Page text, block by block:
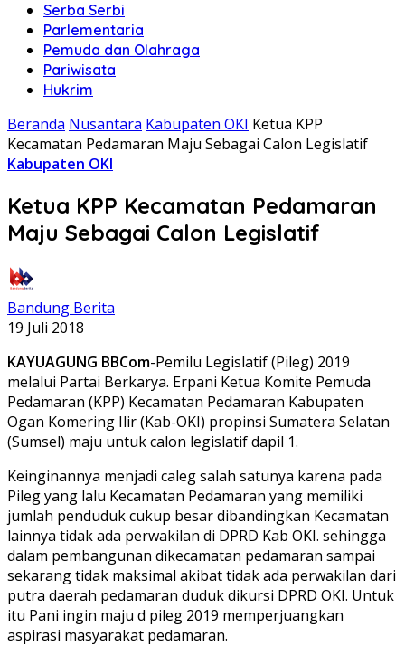
Serba Serbi
Parlementaria
Pemuda dan Olahraga
Pariwisata
Hukrim
Beranda Nusantara Kabupaten OKI Ketua KPP
Kecamatan Pedamaran Maju Sebagai Calon Legislatif
Kabupaten OKI
Ketua KPP Kecamatan Pedamaran
Maju Sebagai Calon Legislatif
Bandung Berita
19 Juli 2018
KAYUAGUNG BBCom-Pemilu Legislatif (Pileg) 2019
melalui Partai Berkarya. Erpani Ketua Komite Pemuda
Pedamaran (KPP) Kecamatan Pedamaran Kabupaten
Ogan Komering Ilir (Kab-OKI) propinsi Sumatera Selatan
(Sumsel) maju untuk calon legislatif dapil 1.
Keinginannya menjadi caleg salah satunya karena pada
Pileg yang lalu Kecamatan Pedamaran yang memiliki
jumlah penduduk cukup besar dibandingkan Kecamatan
lainnya tidak ada perwakilan di DPRD Kab OKI. sehingga
dalam pembangunan dikecamatan pedamaran sampai
sekarang tidak maksimal akibat tidak ada perwakilan dari
putra daerah pedamaran duduk dikursi DPRD OKI. Untuk
itu Pani ingin maju d pileg 2019 memperjuangkan
aspirasi masyarakat pedamaran.